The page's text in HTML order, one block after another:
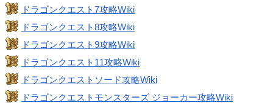
ドラゴンクエスト7攻略Wiki
ドラゴンクエスト8攻略Wiki
ドラゴンクエスト9攻略Wiki
ドラゴンクエスト11攻略Wiki
ドラゴンクエストソード攻略Wiki
ドラゴンクエストモンスターズ ジョーカー攻略Wiki